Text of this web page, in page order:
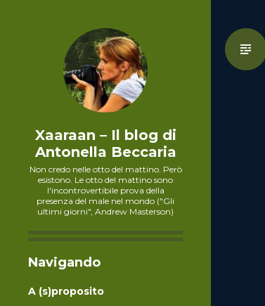
Xaaraan – Il blog di
Antonella Beccaria
Non credo nelle otto del mattino. Però
esistono. Le otto del mattino sono
l'incontrovertibile prova della
presenza del male nel mondo ("Gli
ultimi giorni", Andrew Masterson)
Navigando
A (s)proposito